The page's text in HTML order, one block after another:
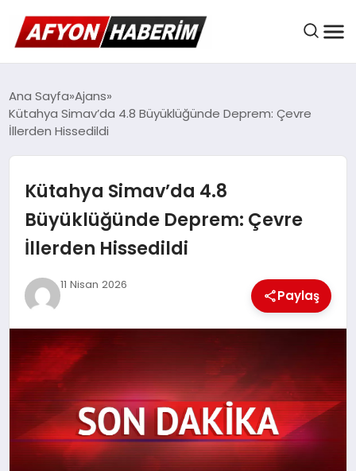
AFYON HABER
GÜNDEM
BELEDIYELER
DÜNYA
SPOR
MAGAZIN
Ana Sayfa Ajans
Kütahya Simav’da 4.8 Büyüklüğünde Deprem: Çevre
İllerden Hissedildi
Kütahya Simav’da 4.8
Büyüklüğünde Deprem: Çevre
İllerden Hissedildi
11 Nisan 2026
Paylaş